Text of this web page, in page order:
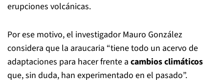
erupciones volcánicas.
Por ese motivo, el investigador Mauro González
considera que la araucaria “tiene todo un acervo de
adaptaciones para hacer frente a cambios climáticos
que, sin duda, han experimentado en el pasado”.